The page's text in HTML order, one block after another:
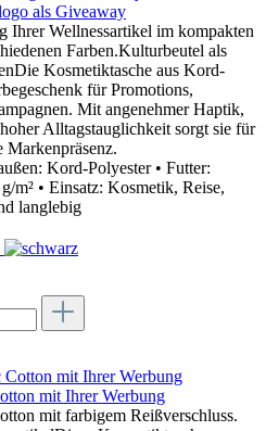
als Giveaway
Ihrer Wellnessartikel im kompakten
Farben.Kulturbeutel als
Kosmetiktasche aus Kord-
für Promotions,
Mit angenehmer Haptik,
Alltagstauglichkeit sorgt sie für
Markenpräsenz.
Kord-Polyester • Futter:
m² • Einsatz: Kosmetik, Reise,
langlebig
mit Ihrer Werbung
mit farbigem Reißverschluss.